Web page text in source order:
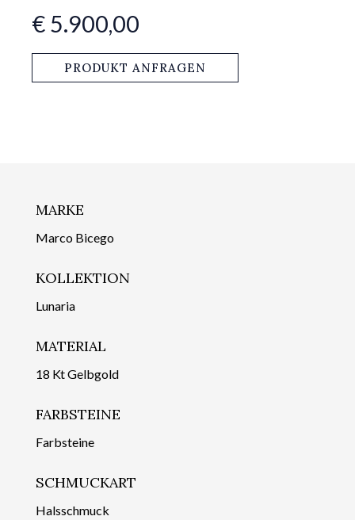
€ 5.900,00
PRODUKT ANFRAGEN
MARKE
Marco Bicego
KOLLEKTION
Lunaria
MATERIAL
18 Kt Gelbgold
FARBSTEINE
Farbsteine
SCHMUCKART
Halsschmuck